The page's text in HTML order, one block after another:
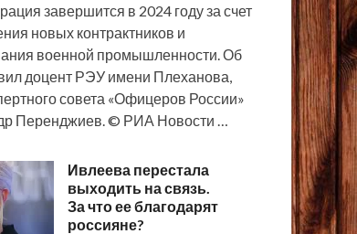
завершится в 2024 году за счет
новых контрактников и
военной промышленности. Об
доцент РЭУ имени Плеханова,
совета «Офицеров России»
Перенджиев. © РИА Новости …
Ивлеева перестала
выходить на связь.
За что ее благодарят
россияне?